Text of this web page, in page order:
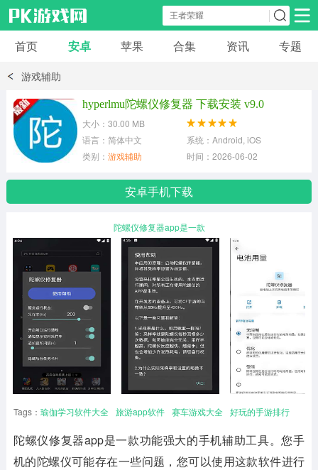
安卓应用 安卓游戏
模拟经营
首页 安卓 苹果 合集 资讯 专题
游戏辅助
hyperlmu陀螺仪修复器 下载安装 v9.0
大小：30.00 MB
语言：简体中文
系统：Android, iOS
类别： 游戏辅助 时间：2026-06-02
安卓手机下载
陀螺仪修复器app是一款
Tags： 瑜伽学习软件大全 旅游app软件 赛车游戏大全 好玩的手游排行
陀螺仪修复器app是一款功能强大的手机辅助工具。您手
机的陀螺仪可能存在一些问题，您可以使用这款软件进行